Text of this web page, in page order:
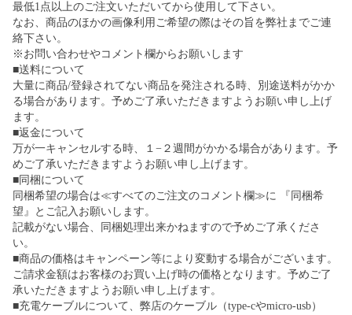
最低1点以上のご注文いただいてから使用して下さい。
なお、商品のほかの画像利用ご希望の際はその旨を弊社までご連
絡下さい。
※お問い合わせやコメント欄からお願いします
■送料について
大量に商品/登録されてない商品を発注される時、別途送料がかか
る場合があります。予めご了承いただきますようお願い申し上げ
ます。
■返金について
万が一キャンセルする時、１−２週間がかかる場合があります。予
めご了承いただきますようお願い申し上げます。
■同梱について
同梱希望の場合は≪すべてのご注文のコメント欄≫に 『同梱希
望』とご記入お願いします。
記載がない場合、同梱処理出来かねますので予めご了承くださ
い。
■商品の価格はキャンペーン等により変動する場合がございます。
ご請求金額はお客様のお買い上げ時の価格となります。予めご了
承いただきますようお願い申し上げます。
■充電ケーブルについて、弊店のケーブル（type-cやmicro-usb）